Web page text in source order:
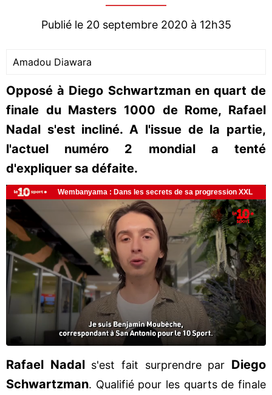
Publié le 20 septembre 2020 à 12h35
Amadou Diawara
Opposé à Diego Schwartzman en quart de
finale du Masters 1000 de Rome, Rafael
Nadal s'est incliné. A l'issue de la partie,
l'actuel numéro 2 mondial a tenté
d'expliquer sa défaite.
Rafael Nadals'est fait surprendre par Diego
Schwartzman. Qualifié pour les quarts de finale